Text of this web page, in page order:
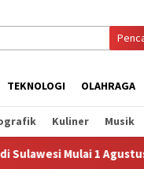
TEKNOLOGI OLAHRAGA
Kuliner Musik
Mulai 1 Agustus 2026